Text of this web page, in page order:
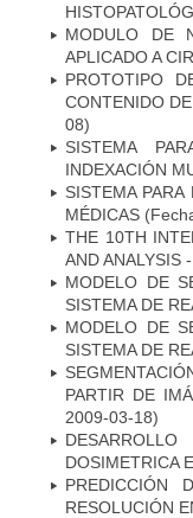
MODULO DE
APLICADO A
PROTOTIPO
CONTENIDO
08)
SISTEMA
INDEXACIÓN
SISTEMA
MÉDICAS
THE 10TH
AND ANALYSIS
MODELO DE
SISTEMA DE
MODELO DE
SISTEMA DE
PARTIR DE
2009-03-18)
DOSIMETRICA
PREDICCIÓN
RESOLUCIÓN